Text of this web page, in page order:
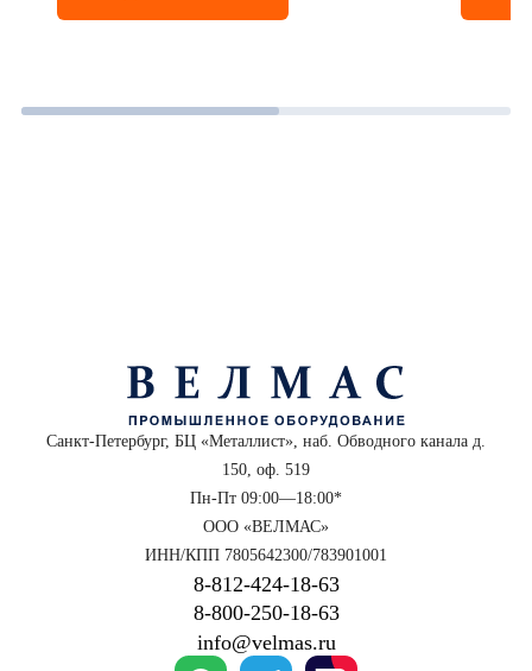
Санкт-Петербург, БЦ «Металлист», наб. Обводного канала д.
150, оф. 519
Пн-Пт 09:00—18:00*
ООО «ВЕЛМАС»
ИНН/КПП 7805642300/783901001
8‑812‑424‑18‑63
8‑800‑250‑18‑63
info@velmas.ru